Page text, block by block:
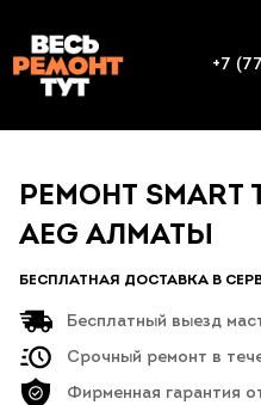
+7
РЕМОНТ
AEG АЛМАТЫ
БЕСПЛАТНАЯ ДОСТАВКА В
Бесплатный выезд
Срочный ремонт в
Фирменная гарантия